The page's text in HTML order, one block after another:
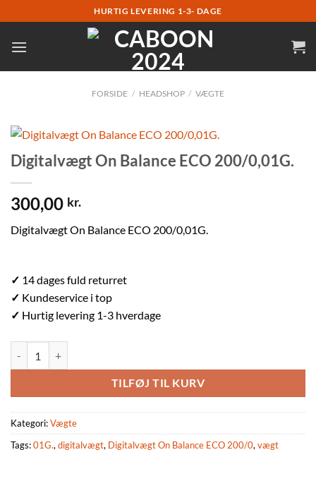
til
indhold
HURTIG LEVERING 1-3- DAGE
FORSIDE / HEADSHOP / VÆGTE
Digitalvægt On Balance ECO 200/0,01G.
300,00 kr.
Digitalvægt On Balance ECO 200/0,01G.
✓ 14 dages fuld returret
✓ Kundeservice i top
✓ Hurtig levering 1-3 hverdage
TILFØJ TIL KURV
Kategori:Vægte
Tags:01G., digitalvægt, Digitalvægt On Balance ECO 200/0, vægt